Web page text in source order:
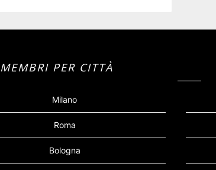
MEMBRI PER CITTÀ
Milano
Roma
Bologna